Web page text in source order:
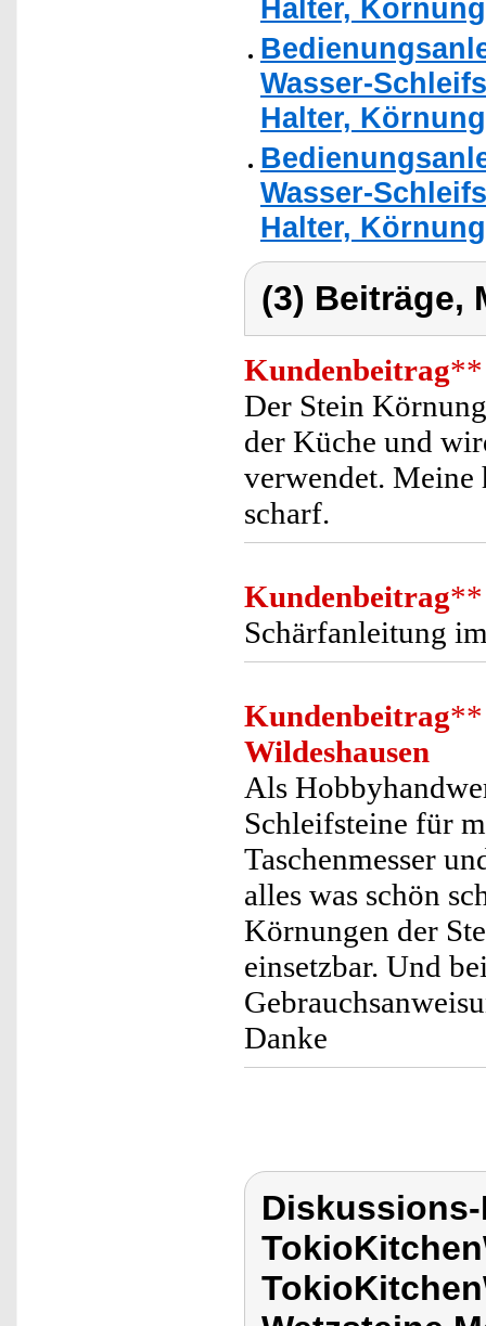
Halter,
Wasser-
Halter,
Wasser-
Halter,
(3) Beiträge,
Kundenbeitrag**
Der Stein
der Küche und
verwendet. Meine
scharf.
Kundenbeitrag**
Schärfanleitung
Kundenbeitrag**
Wildeshausen
Als
Schleifsteine für
Taschenmesser
alles was schön
Körnungen der
einsetzbar. Und
Danke